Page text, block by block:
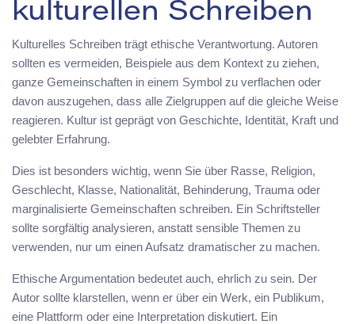
kulturellen Schreiben
Kulturelles Schreiben trägt ethische Verantwortung. Autoren
sollten es vermeiden, Beispiele aus dem Kontext zu ziehen,
ganze Gemeinschaften in einem Symbol zu verflachen oder
davon auszugehen, dass alle Zielgruppen auf die gleiche Weise
reagieren. Kultur ist geprägt von Geschichte, Identität, Kraft und
gelebter Erfahrung.
Dies ist besonders wichtig, wenn Sie über Rasse, Religion,
Geschlecht, Klasse, Nationalität, Behinderung, Trauma oder
marginalisierte Gemeinschaften schreiben. Ein Schriftsteller
sollte sorgfältig analysieren, anstatt sensible Themen zu
verwenden, nur um einen Aufsatz dramatischer zu machen.
Ethische Argumentation bedeutet auch, ehrlich zu sein. Der
Autor sollte klarstellen, wenn er über ein Werk, ein Publikum,
eine Plattform oder eine Interpretation diskutiert. Ein